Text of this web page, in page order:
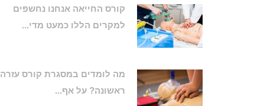
קורס החייאה אנחנו נחשפים
למקרים הללו כמעט מדי...
מה לומדים במסגרת קורס עזרה
ראשונה? על אף...